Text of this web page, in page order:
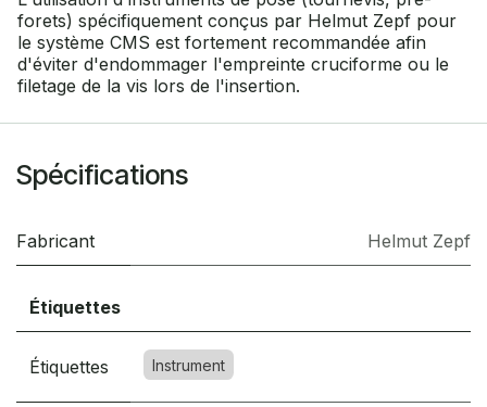
forets) spécifiquement conçus par Helmut Zepf pour
le système CMS est fortement recommandée afin
d'éviter d'endommager l'empreinte cruciforme ou le
filetage de la vis lors de l'insertion.
Spécifications
Fabricant Helmut Zepf
Étiquettes
Étiquettes Instrument